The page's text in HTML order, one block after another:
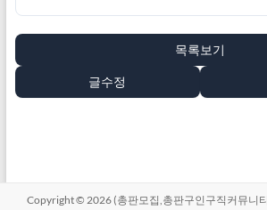
목록보기
글수정
Copyright © 2026(총판모집,총판구인구직커뮤니